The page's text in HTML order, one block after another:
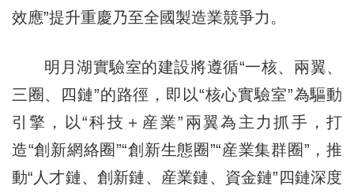
效應”提升重慶乃至全國製造業競爭力。
明月湖實驗室的建設將遵循“一核、兩翼、
三圈、四鏈”的路徑，即以“核心實驗室”為驅動
引擎，以“科技＋産業”兩翼為主力抓手，打
造“創新網絡圈”“創新生態圈”“産業集群圈”，推
動“人才鏈、創新鏈、産業鏈、資金鏈”四鏈深度